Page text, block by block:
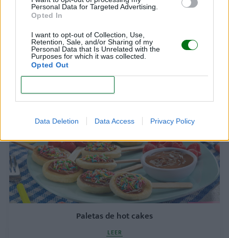
Personal Data for Targeted Advertising.
Opted In
I want to opt-out of Collection, Use,
Retention, Sale, and/or Sharing of my
Personal Data that Is Unrelated with the
Purposes for which it was collected.
Opted Out
Data Deletion Data Access Privacy Policy
Mini roscas de gelatina sin azúcar
LEER
Paletas de hot cakes
LEER